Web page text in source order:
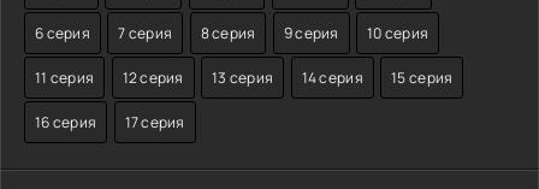
6 серия 7 серия 8 серия 9 серия 10 серия
11 серия 12 серия 13 серия 14 серия 15 серия
16 серия 17 серия